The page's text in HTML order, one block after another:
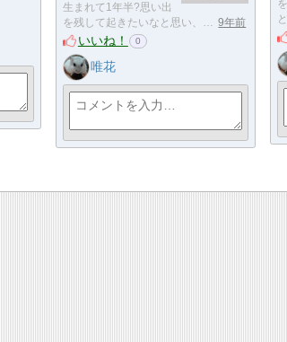
生まれて1年半?思い出
を残して起きたいなと思い、…
9年前
いいね！ 0
唯花